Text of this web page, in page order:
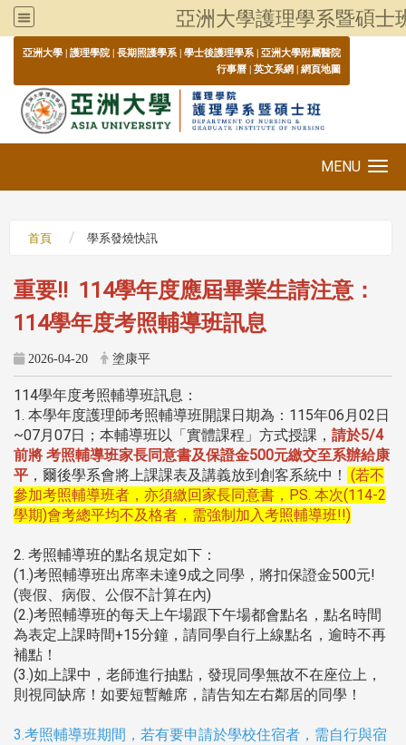
亞洲大學護理學系暨碩士
亞洲大學 | 護理學院 | 長期照護學系 | 學士後護理學系 | 亞洲大學附屬醫院
行事曆 | 英文系網 | 網頁地圖
MENU
首頁 學系發燒快訊
重要!! 114學年度應屆畢業生請注意：
114學年度考照輔導班訊息
2026-04-20 塗康平
114學年度考照輔導班訊息：
1. 本學年度護理師考照輔導班開課日期為：115年06月02日
~07月07日；本輔導班以「實體課程」方式授課， 請於5/4
前將 考照輔導班家長同意書及保證金500元繳交至系辦給康
平 ，爾後學系會將上課課表及講義放到創客系統中！ (若不
參加考照輔導班者，亦須繳回家長同意書，PS. 本次(114-2
學期)會考總平均不及格者，需強制加入考照輔導班!!)
2. 考照輔導班的點名規定如下：
(1.)考照輔導班出席率未達9成之同學，將扣保證金500元!
(喪假、病假、公假不計算在內)
(2.)考照輔導班的每天上午場跟下午場都會點名，點名時間
為表定上課時間+15分鐘，請同學自行上線點名，逾時不再
補點！
(3.)如上課中，老師進行抽點，發現同學無故不在座位上，
則視同缺席！如要短暫離席，請告知左右鄰居的同學！
3.考照輔導班期間，若有要申請於學校住宿者，需自行與宿